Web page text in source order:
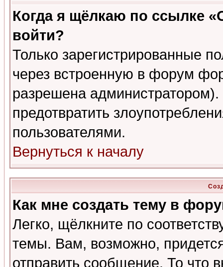
Когда я щёлкаю по ссылке
войти?
Только зарегистрированные
через встроенную в форум
разрешена
предотвратить
пользователями.
Вернуться к началу
Как мне создать тему в
Легко, щёлкните по
темы. Вам, возможно,
отправить сообщение. То что